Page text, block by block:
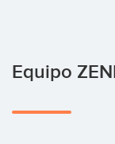
Equipo